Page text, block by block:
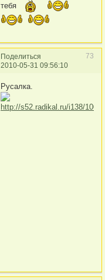
тебя
Поделиться
73
2010-05-31 09:56:10
Русалка.